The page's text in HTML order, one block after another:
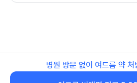
병원 방문 없이 여드름 약 처